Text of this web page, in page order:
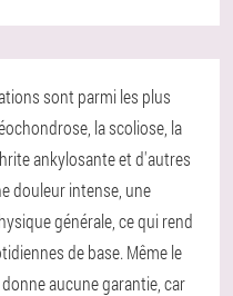
sont parmi les plus
la scoliose, la
ankylosante et d'autres
douleur intense, une
générale, ce qui rend
de base. Même le
aucune garantie, car